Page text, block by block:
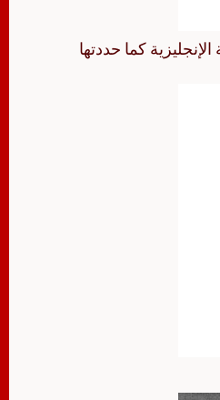
الإنجليزية كما حددتها